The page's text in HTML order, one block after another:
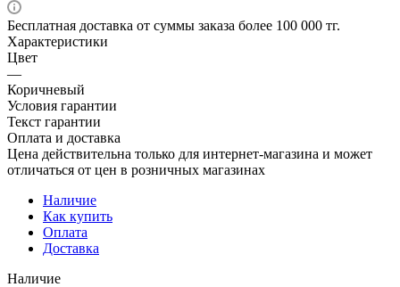
Бесплатная доставка от суммы заказа более 100 000 тг.
Характеристики
Цвет
—
Коричневый
Условия гарантии
Текст гарантии
Оплата и доставка
Цена действительна только для интернет-магазина и может
отличаться от цен в розничных магазинах
Наличие
Как купить
Оплата
Доставка
Наличие